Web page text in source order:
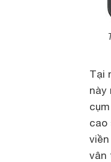
Tại
này
cụm
cao
vân